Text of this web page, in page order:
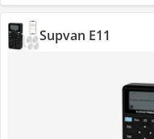
Supvan E11